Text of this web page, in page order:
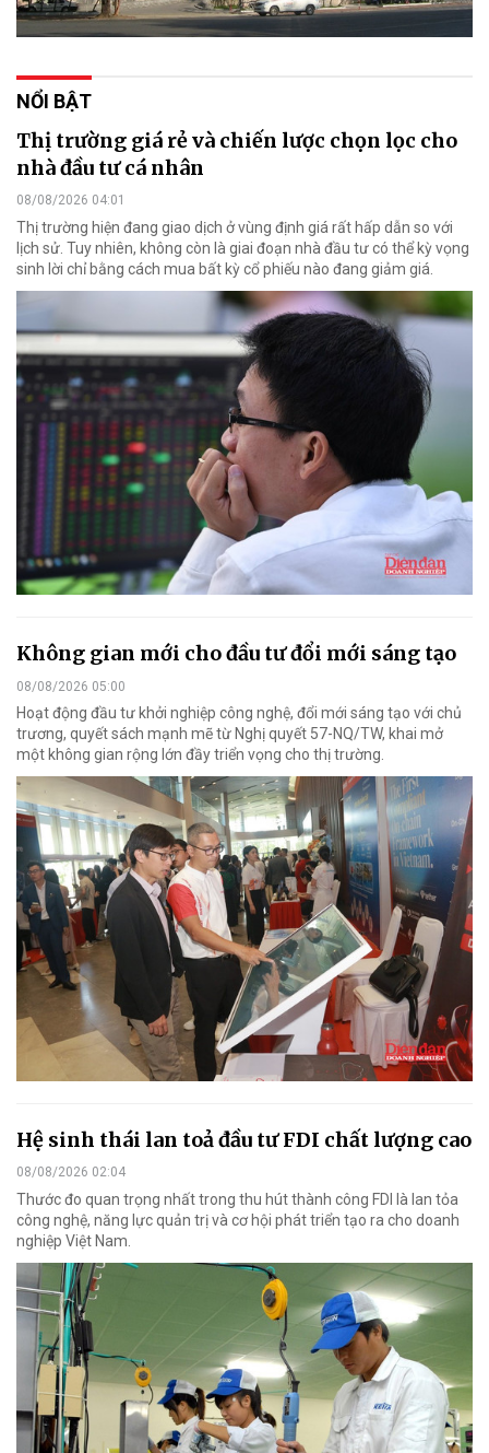
NỔI BẬT
Thị trường giá rẻ và chiến lược chọn lọc cho
nhà đầu tư cá nhân
08/08/2026 04:01
Thị trường hiện đang giao dịch ở vùng định giá rất hấp dẫn so với
lịch sử. Tuy nhiên, không còn là giai đoạn nhà đầu tư có thể kỳ vọng
sinh lời chỉ bằng cách mua bất kỳ cổ phiếu nào đang giảm giá.
Không gian mới cho đầu tư đổi mới sáng tạo
08/08/2026 05:00
Hoạt động đầu tư khởi nghiệp công nghệ, đổi mới sáng tạo với chủ
trương, quyết sách mạnh mẽ từ Nghị quyết 57-NQ/TW, khai mở
một không gian rộng lớn đầy triển vọng cho thị trường.
Hệ sinh thái lan toả đầu tư FDI chất lượng cao
08/08/2026 02:04
Thước đo quan trọng nhất trong thu hút thành công FDI là lan tỏa
công nghệ, năng lực quản trị và cơ hội phát triển tạo ra cho doanh
nghiệp Việt Nam.